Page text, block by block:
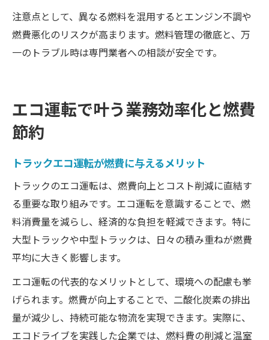
注意点として、異なる燃料を混用するとエンジン不調や
燃費悪化のリスクが高まります。燃料管理の徹底と、万
一のトラブル時は専門業者への相談が安全です。
エコ運転で叶う業務効率化と燃費
節約
トラックエコ運転が燃費に与えるメリット
トラックのエコ運転は、燃費向上とコスト削減に直結す
る重要な取り組みです。エコ運転を意識することで、燃
料消費量を減らし、経済的な負担を軽減できます。特に
大型トラックや中型トラックは、日々の積み重ねが燃費
平均に大きく影響します。
エコ運転の代表的なメリットとして、環境への配慮も挙
げられます。燃費が向上することで、二酸化炭素の排出
量が減少し、持続可能な物流を実現できます。実際に、
エコドライブを実践した企業では、燃料費の削減と温室